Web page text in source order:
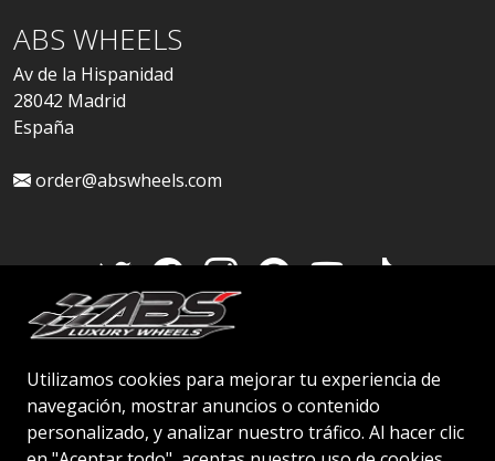
Utilizamos cookies para mejorar tu experiencia de
navegación, mostrar anuncios o contenido
personalizado, y analizar nuestro tráfico. Al hacer clic
ABS WHEELS
Av de la Hispanidad
28042 Madrid
España
order@abswheels.com
Cuenta de distribuidor